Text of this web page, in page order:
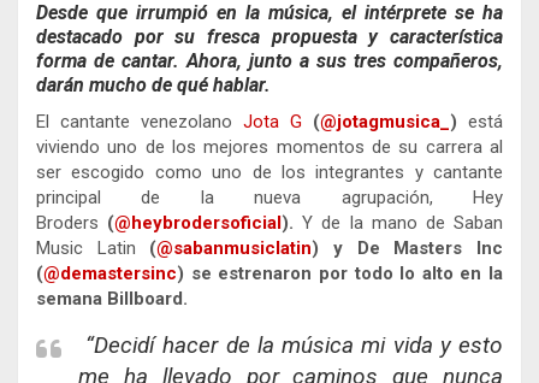
Desde que irrumpió en la música, el intérprete se ha
destacado por su fresca propuesta y característica
forma de cantar. Ahora, junto a sus tres compañeros,
darán mucho de qué hablar.
El cantante venezolano Jota G (@jotagmusica_ ) está
viviendo uno de los mejores momentos de su carrera al
ser escogido como uno de los integrantes y cantante
principal de la nueva agrupación, Hey
Broders (@heybrodersoficial ). Y de la mano de Saban
Music Latin (@sabanmusiclatin) y De Masters Inc
(@demastersinc) se estrenaron por todo lo alto en la
semana Billboard.
“Decidí hacer de la música mi vida y esto
me ha llevado por caminos que nunca